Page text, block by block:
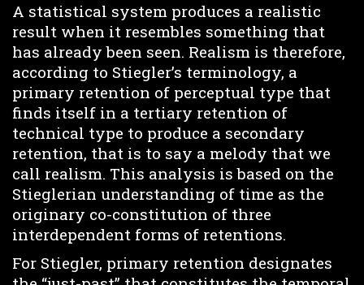
A statistical system produces a realistic
result when it resembles something that
has already been seen. Realism is therefore,
according to Stiegler’s terminology, a
primary retention of perceptual type that
finds itself in a tertiary retention of
technical type to produce a secondary
retention, that is to say a melody that we
call realism. This analysis is based on the
Stieglerian understanding of time as the
originary co-constitution of three
interdependent forms of retentions.
For Stiegler, primary retention designates